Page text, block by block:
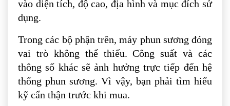
vào diện tích, độ cao, địa hình và mục đích sử
dụng.
Trong các bộ phận trên, máy phun sương đóng
vai trò không thể thiếu. Công suất và các
thông số khác sẽ ảnh hưởng trực tiếp đến hệ
thống phun sương. Vì vậy, bạn phải tìm hiểu
kỹ cẩn thận trước khi mua.